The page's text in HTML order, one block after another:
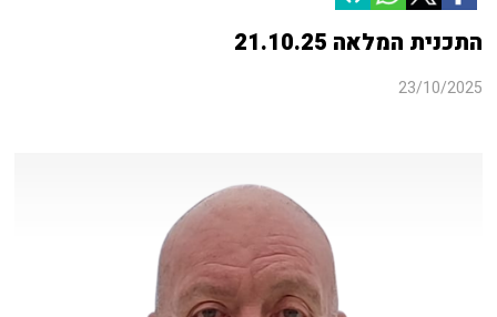
התכנית המלאה 21.10.25
23/10/2025